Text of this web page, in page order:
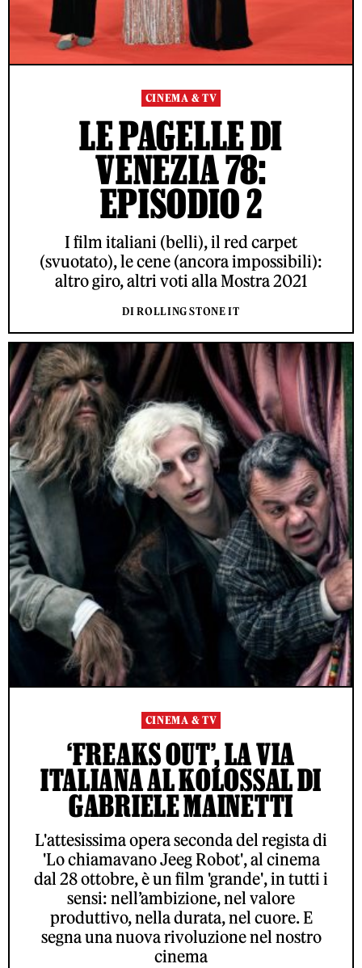
CINEMA & TV
LE PAGELLE DI
VENEZIA 78:
EPISODIO 2
I film italiani (belli), il red carpet
(svuotato), le cene (ancora impossibili):
altro giro, altri voti alla Mostra 2021
DI ROLLING STONE IT
CINEMA & TV
‘FREAKS OUT’, LA VIA
ITALIANA AL KOLOSSAL DI
GABRIELE MAINETTI
L'attesissima opera seconda del regista di
'Lo chiamavano Jeeg Robot', al cinema
dal 28 ottobre, è un film 'grande', in tutti i
sensi: nell’ambizione, nel valore
produttivo, nella durata, nel cuore. E
segna una nuova rivoluzione nel nostro
cinema